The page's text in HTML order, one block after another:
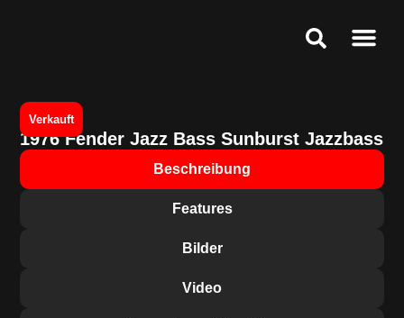
Verkauft
1976 Fender Jazz Bass Sunburst Jazzbass
Beschreibung
Features
Bilder
Video